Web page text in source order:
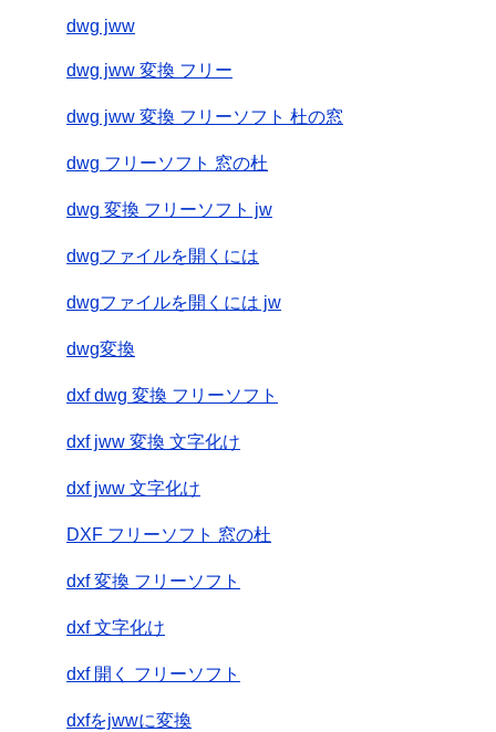
dwg jww
dwg jww 変換 フリー
dwg jww 変換 フリーソフト 杜の窓
dwg フリーソフト 窓の杜
dwg 変換 フリーソフト jw
dwgファイルを開くには
dwgファイルを開くには jw
dwg変換
dxf dwg 変換 フリーソフト
dxf jww 変換 文字化け
dxf jww 文字化け
DXF フリーソフト 窓の杜
dxf 変換 フリーソフト
dxf 文字化け
dxf 開く フリーソフト
dxfをjwwに変換